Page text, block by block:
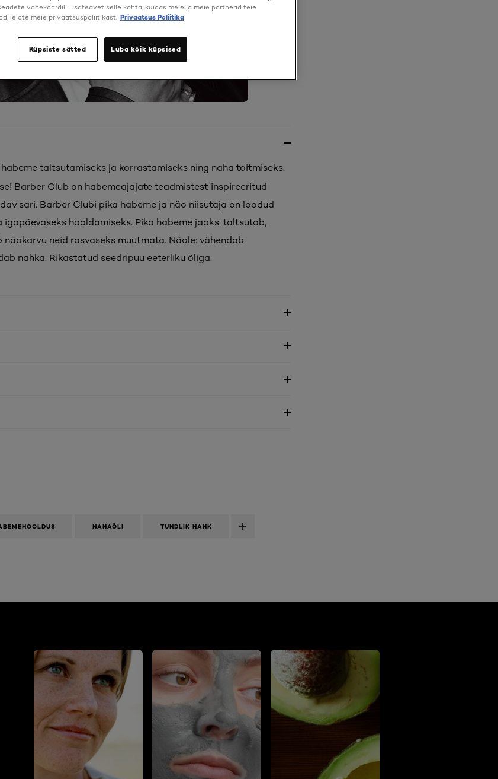
taltsutamiseks ja korrastamiseks ning naha toitmiseks.
Barber Club on habemeajajate teadmistest inspireeritud
sari. Barber Clubi pika habeme ja näo niisutaja on loodud
igapäevaseks hooldamiseks. Pika habeme jaoks: taltsutab,
neid rasvaseks muutmata. Näole: vähendab
nahka. Rikastatud seedripuu eeterliku õliga.
NAHAÕLI TUNDLIK NAHK
vahekaardil. Lisateavet selle kohta, kuidas meie ja meie partnerid teie
leiate meie privaatsuspoliitikast. Privaatsus Poliitika
Küpsiste sätted Luba kõik küpsised